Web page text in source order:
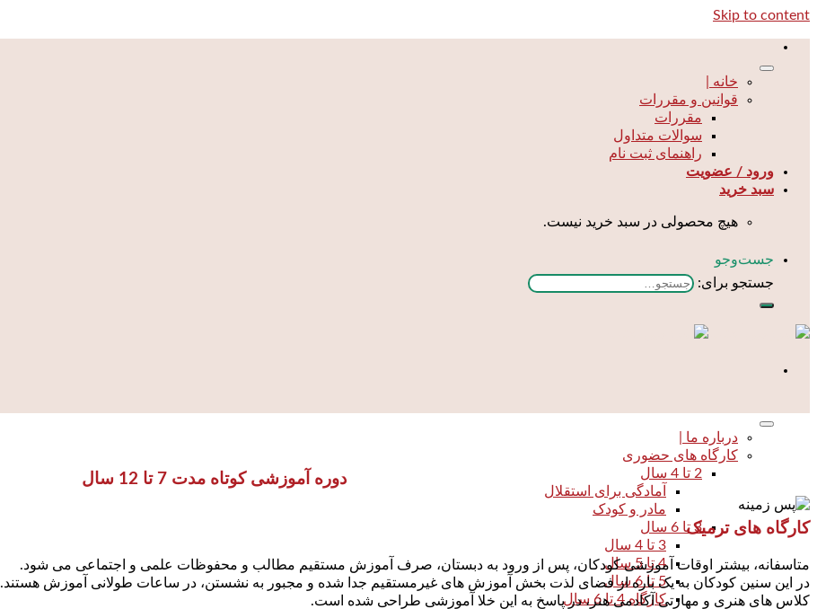
Skip to content
خانه |
قوانین و مقررات
مقررات
سوالات متداول
راهنمای ثبت نام
ورود / عضویت
سبد خرید
هیچ محصولی در سبد خرید نیست.
جست‌و‌جو
جستجو برای:
درباره ما |
کارگاه های حضوری
2 تا 4 سال
آمادگی برای استقلال
مادر و کودک
3 تا 6 سال
3 تا 4 سال
4 تا 5 سال
5 تا 6 سال
کارگاه 4 تا 6 سال
دوره آموزشی کوتاه مدت 7 تا 12 سال
کارگاه های ترمیک
متاسفانه، بیشتر اوقات آموزشی کودکان، پس از ورود به دبستان، صرف آموزش مستقیم مطالب و محفوظات علمی و اجتماعی می شود.
در این سنین کودکان به یک باره از فضای لذت بخش آموزش های غیرمستقیم جدا شده و مجبور به نشستن، در ساعات طولانی آموزش هستند.
کلاس های هنری و مهارتی آکادمی هنر، در پاسخ به این خلا آموزشی طراحی شده است.